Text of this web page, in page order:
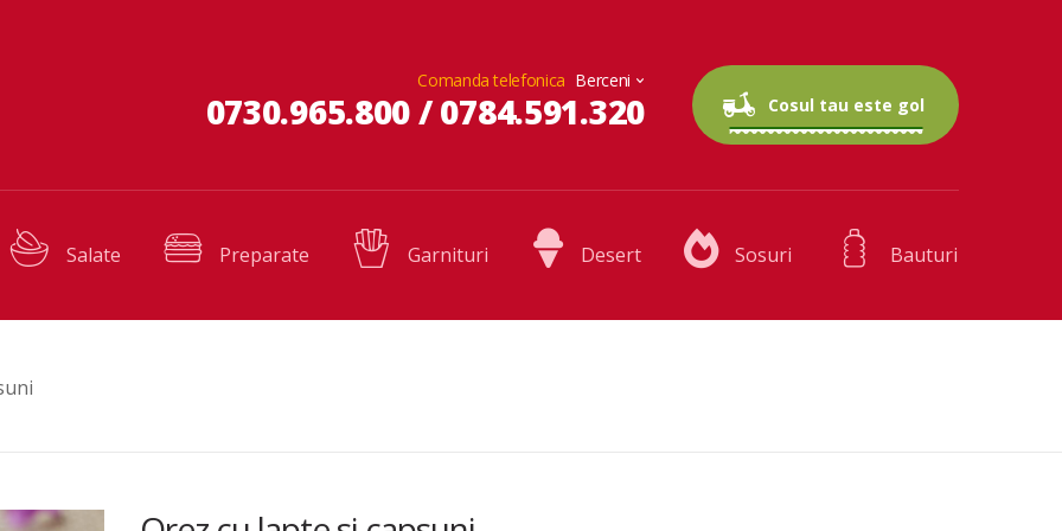
Comanda telefonica
0730.965.800 / 0784.591.320 Cosul tau este gol
0 articole 0.00 lei
Salate Preparate Garnituri Desert Sosuri Bauturi